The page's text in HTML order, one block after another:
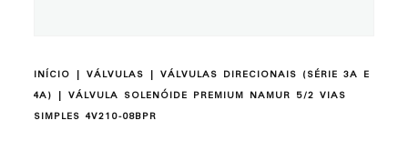
INÍCIO |VÁLVULAS |VÁLVULAS DIRECIONAIS (SÉRIE 3A E
4A) | VÁLVULA SOLENÓIDE PREMIUM NAMUR 5/2 VIAS
SIMPLES 4V210-08BPR